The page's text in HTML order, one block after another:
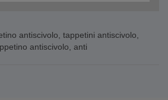
antiscivolo, tappetini antiscivolo,
antiscivolo, anti